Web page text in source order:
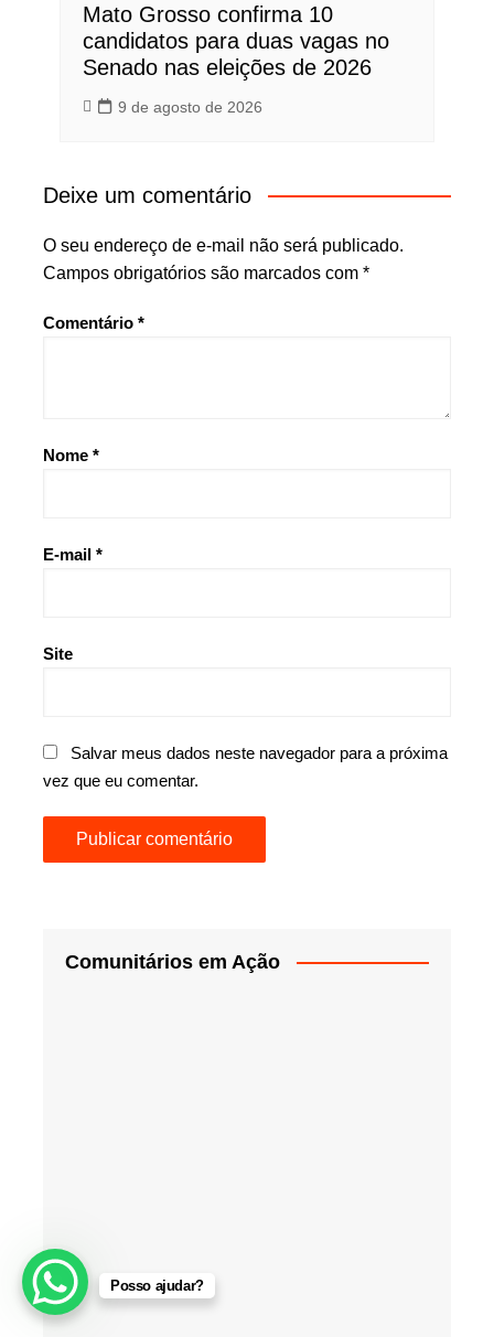
Mato Grosso confirma 10
candidatos para duas vagas no
Senado nas eleições de 2026
9 de agosto de 2026
Deixe um comentário
O seu endereço de e-mail não será publicado.
Campos obrigatórios são marcados com *
Comentário *
Nome *
E-mail *
Site
Salvar meus dados neste navegador para a próxima
vez que eu comentar.
Comunitários em Ação
Posso ajudar?